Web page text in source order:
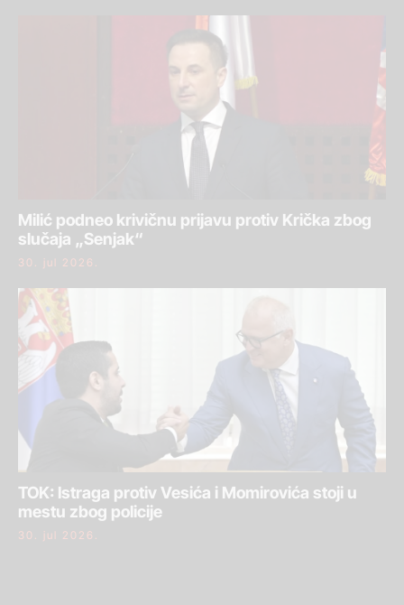
Milić podneo krivičnu prijavu protiv Krička zbog
slučaja „Senjak“
30. jul 2026.
TOK: Istraga protiv Vesića i Momirovića stoji u
mestu zbog policije
30. jul 2026.